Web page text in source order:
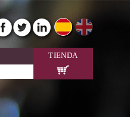
TIENDA